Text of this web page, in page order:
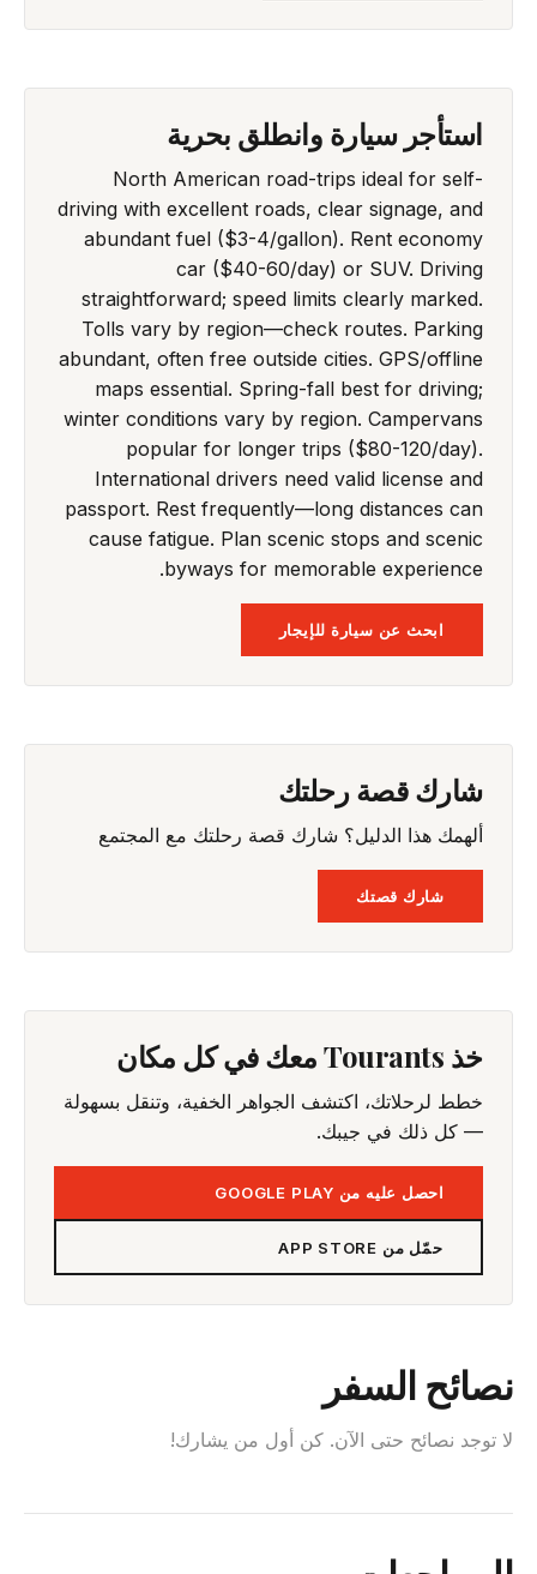
استأجر سيارة وانطلق بحرية
North American road-trips ideal for self-
driving with excellent roads, clear signage, and
abundant fuel ($3-4/gallon). Rent economy
car ($40-60/day) or SUV. Driving
straightforward; speed limits clearly marked.
Tolls vary by region—check routes. Parking
abundant, often free outside cities. GPS/offline
maps essential. Spring-fall best for driving;
winter conditions vary by region. Campervans
popular for longer trips ($80-120/day).
International drivers need valid license and
passport. Rest frequently—long distances can
cause fatigue. Plan scenic stops and scenic
byways for memorable experience.
ابحث عن سيارة للإيجار
شارك قصة رحلتك
ألهمك هذا الدليل؟ شارك قصة رحلتك مع المجتمع
شارك قصتك
خذ Tourants معك في كل مكان
خطط لرحلاتك، اكتشف الجواهر الخفية، وتنقل بسهولة
— كل ذلك في جيبك.
احصل عليه من GOOGLE PLAY
حمّل من APP STORE
نصائح السفر
لا توجد نصائح حتى الآن. كن أول من يشارك!